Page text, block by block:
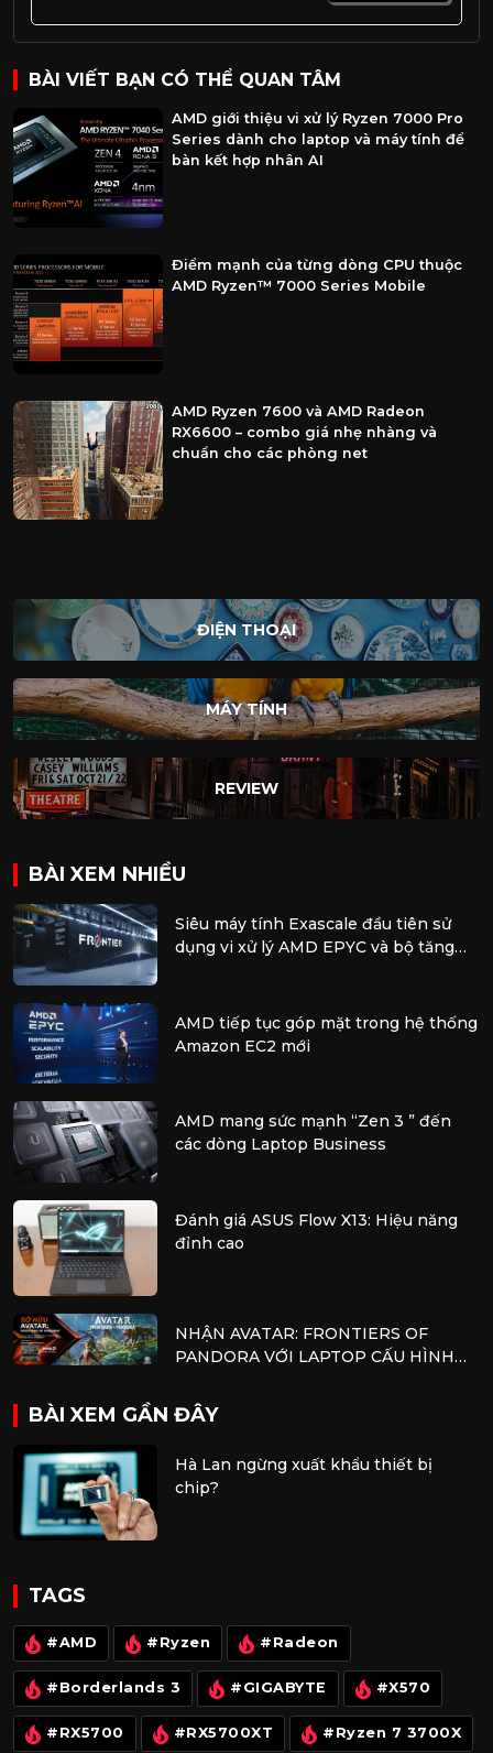
BÀI VIẾT BẠN CÓ THỂ QUAN TÂM
AMD giới thiệu vi xử lý Ryzen 7000 Pro
Series dành cho laptop và máy tính để
bàn kết hợp nhân AI
Điểm mạnh của từng dòng CPU thuộc
AMD Ryzen™ 7000 Series Mobile
AMD Ryzen 7600 và AMD Radeon
RX6600 – combo giá nhẹ nhàng và
chuẩn cho các phòng net
ĐIỆN THOẠI
MÁY TÍNH
REVIEW
BÀI XEM NHIỀU
Siêu máy tính Exascale đầu tiên sử
dụng vi xử lý AMD EPYC và bộ tăng
AMD tiếp tục góp mặt trong hệ thống
Amazon EC2 mới
AMD mang sức mạnh “Zen 3 ” đến
các dòng Laptop Business
Đánh giá ASUS Flow X13: Hiệu năng
đỉnh cao
NHẬN AVATAR: FRONTIERS OF
PANDORA VỚI LAPTOP CẤU HÌNH
BÀI XEM GẦN ĐÂY
Hà Lan ngừng xuất khẩu thiết bị
chip?
TAGS
#AMD #Ryzen #Radeon
#Borderlands 3 #GIGABYTE #X570
#RX5700 #RX5700XT #Ryzen 7 3700X